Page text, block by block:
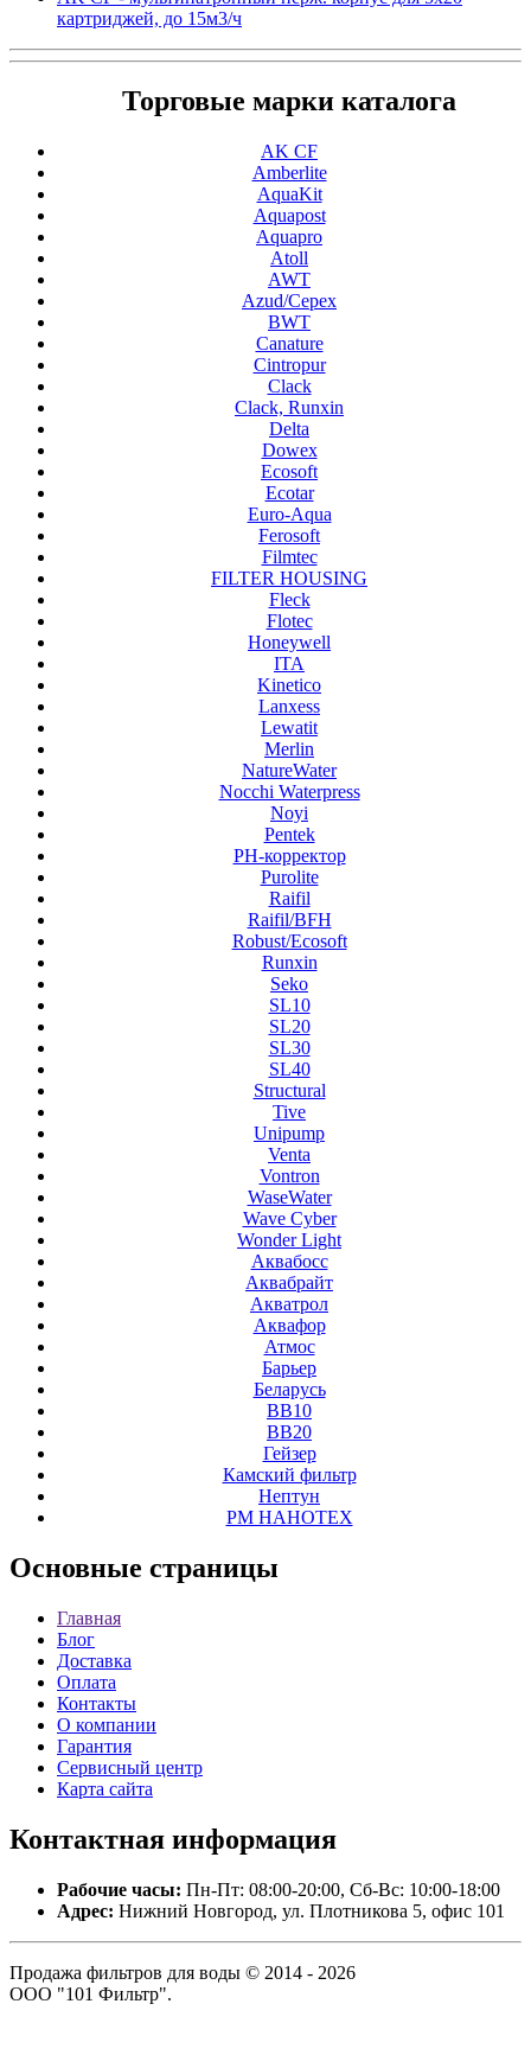
картриджей, до 15м3/ч
Торговые марки каталога
AK CF
Amberlite
AquaKit
Aquapost
Aquapro
Atoll
AWT
Azud/Cepex
BWT
Canature
Cintropur
Clack
Clack, Runxin
Delta
Dowex
Ecosoft
Ecotar
Euro-Aqua
Ferosoft
Filmtec
FILTER HOUSING
Fleck
Flotec
Honeywell
ITA
Kinetico
Lanxess
Lewatit
Merlin
NatureWater
Nocchi Waterpress
Noyi
Pentek
PH-корректор
Purolite
Raifil
Raifil/BFH
Robust/Ecosoft
Runxin
Seko
SL10
SL20
SL30
SL40
Structural
Tive
Unipump
Venta
Vontron
WaseWater
Wave Cyber
Wonder Light
Аквабосс
Аквабрайт
Акватрол
Аквафор
Атмос
Барьер
Беларусь
ВВ10
ВВ20
Гейзер
Камский фильтр
Нептун
РМ НАНОТЕХ
Основные страницы
Главная
Блог
Доставка
Оплата
Контакты
О компании
Гарантия
Сервисный центр
Карта сайта
Контактная информация
Рабочие часы: Пн-Пт: 08:00-20:00, Сб-Вс: 10:00-18:00
Адрес: Нижний Новгород, ул. Плотникова 5, офис 101
Продажа фильтров для воды © 2014 - 2026
ООО "101 Фильтр".